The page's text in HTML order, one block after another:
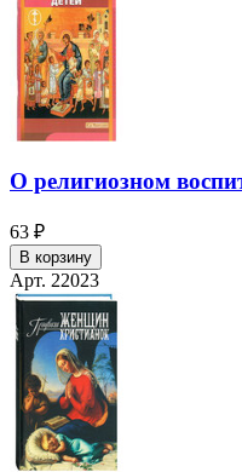
О религиозном
63 ₽
В корзину
Арт. 22023